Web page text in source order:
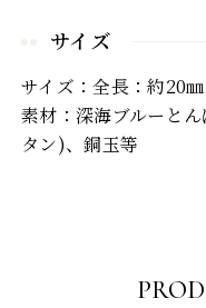
サイズ
サイズ：全長：約20㎜
素材：深海ブルーと
タン)、銅玉等